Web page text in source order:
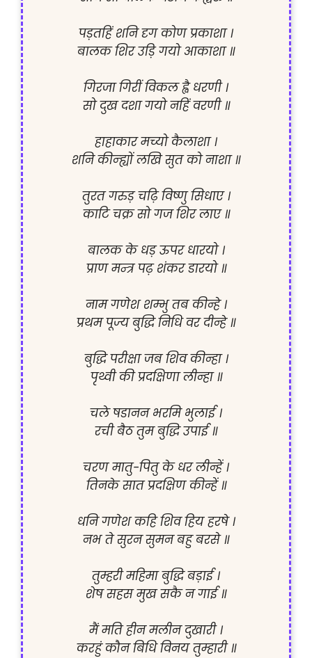
पड़तहिं शनि दृग कोण प्रकाशा ।
बालक शिर उड़ि गयो आकाशा ॥
गिरजा गिरीं विकल ह्वै धरणी ।
सो दुख दशा गयो नहिं वरणी ॥
हाहाकार मच्यो कैलाशा ।
शनि कीन्ह्यों लखि सुत को नाशा ॥
तुरत गरुड़ चढ़ि विष्णु सिधाए ।
काटि चक्र सो गज शिर लाए ॥
बालक के धड़ ऊपर धारयो ।
प्राण मन्त्र पढ़ शंकर डारयो ॥
नाम गणेश शम्भु तब कीन्हे ।
प्रथम पूज्य बुद्धि निधि वर दीन्हे ॥
बुद्धि परीक्षा जब शिव कीन्हा ।
पृथ्वी की प्रदक्षिणा लीन्हा ॥
चले षडानन भरमि भुलाई ।
रची बैठ तुम बुद्धि उपाई ॥
चरण मातु-पितु के धर लीन्हें ।
तिनके सात प्रदक्षिण कीन्हें ॥
धनि गणेश कहि शिव हिय हरषे ।
नभ ते सुरन सुमन बहु बरसे ॥
तुम्हरी महिमा बुद्धि बड़ाई ।
शेष सहस मुख सकै न गाई ॥
मैं मति हीन मलीन दुखारी ।
करहुं कौन बिधि विनय तुम्हारी ॥